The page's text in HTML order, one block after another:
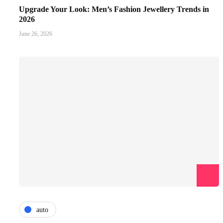
Upgrade Your Look: Men’s Fashion Jewellery Trends in
2026
June 26, 2026
auto